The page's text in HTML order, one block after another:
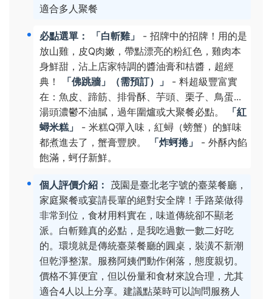
適合多人聚餐
必點選單： 「白斬雞」
- 招牌中的招牌！用的是
放山雞，皮Q肉嫩，帶點漂亮的粉紅色，雞肉本
身鮮甜，沾上店家特調的醬油膏和桔醬，超經
典！
「佛跳牆」（需預訂）」
- 料超級豐富實
在：魚皮、蹄筋、排骨酥、芋頭、栗子、鳥蛋...
湯頭濃鬱不油膩，過年圍爐或大聚餐必點。
「紅
蟳米糕」
- 米糕Q彈入味，紅蟳（螃蟹）的鮮味
都煮進去了，蟹膏豐腴。
「炸蚵捲」
- 外酥內餡
飽滿，蚵仔新鮮。
個人評價介紹： 茂園是臺北老字號的臺菜餐廳，
家庭聚餐或宴請長輩的絕對安全牌！手路菜做得
非常到位，食材用料實在，味道傳統卻不顯老
派。白斬雞真的必點，是我吃過數一數二好吃
的。環境就是傳統臺菜餐廳的圓桌，裝潢不新潮
但乾淨整潔。服務阿姨們動作俐落，態度親切。
價格不算便宜，但以份量和食材來說合理，尤其
適合4人以上分享。建議點菜時可以詢問服務人